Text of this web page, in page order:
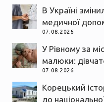
В Україні
медичної
07.08.2026
У Рівному за
малюки:
07.08.2026
Корецький
до